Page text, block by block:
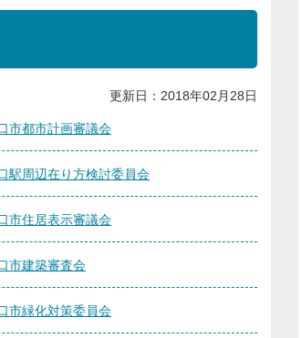
更新日：2018年02月28日
市都市計画審議会
駅周辺在り方検討委員会
市住居表示審議会
市建築審査会
市緑化対策委員会